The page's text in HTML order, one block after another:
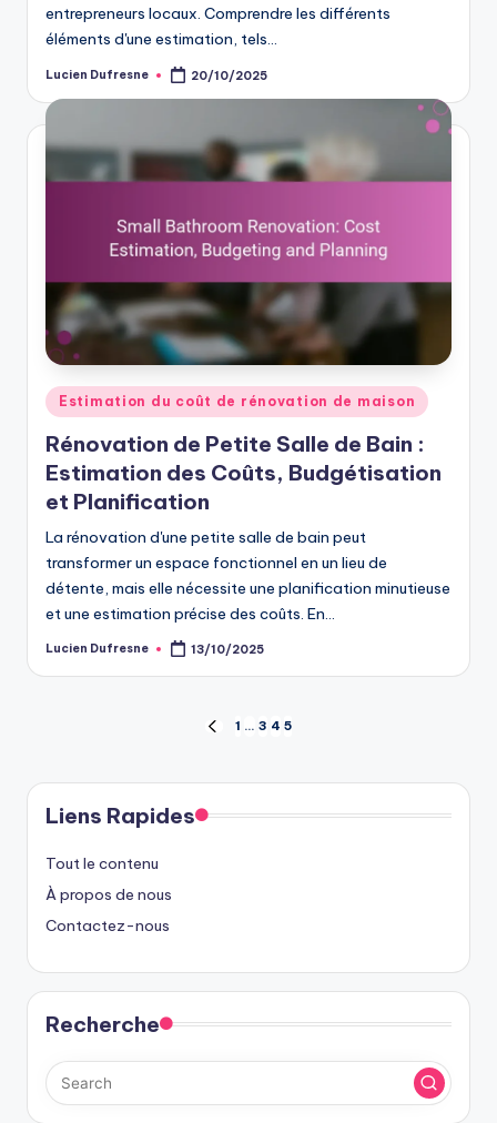
entrepreneurs locaux. Comprendre les différents
éléments d'une estimation, tels…
Posted
Lucien Dufresne 20/10/2025
Posted
in
Estimation du coût de rénovation de maison
Rénovation de Petite Salle de Bain :
Estimation des Coûts, Budgétisation
et Planification
La rénovation d'une petite salle de bain peut
transformer un espace fonctionnel en un lieu de
détente, mais elle nécessite une planification minutieuse
et une estimation précise des coûts. En…
Posted
Lucien Dufresne 13/10/2025
pagination
PREVIOUS
1 … 3 4 5
Liens Rapides
Tout le contenu
À propos de nous
Contactez-nous
Recherche